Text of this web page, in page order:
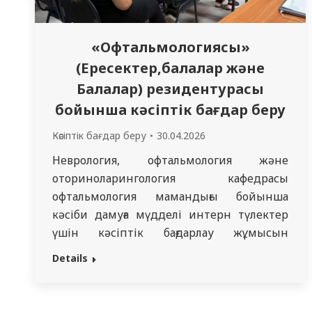
«Офтальмологиясы»
(Ересектер,балалар және
Балалар) резидентурасы
бойынша кәсіптік бағдар беру
Кәсіптік бағдар беру 30.04.2026
Неврология, офтальмология және
оториноларингология кафедрасы
офтальмология мамандығы бойынша
кәсіби дамуға мүдделі интерн түлектер
үшін кәсіптік бағдарлау жұмысын
жүргізді. Кездесу ASTANA VISION Семей
Details